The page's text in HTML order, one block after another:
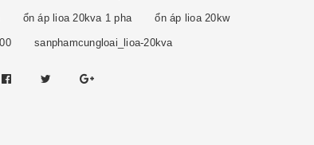
ổn áp lioa 20kva 1 pha ổn áp lioa 20kw
sanphamcungloai_lioa-20kva